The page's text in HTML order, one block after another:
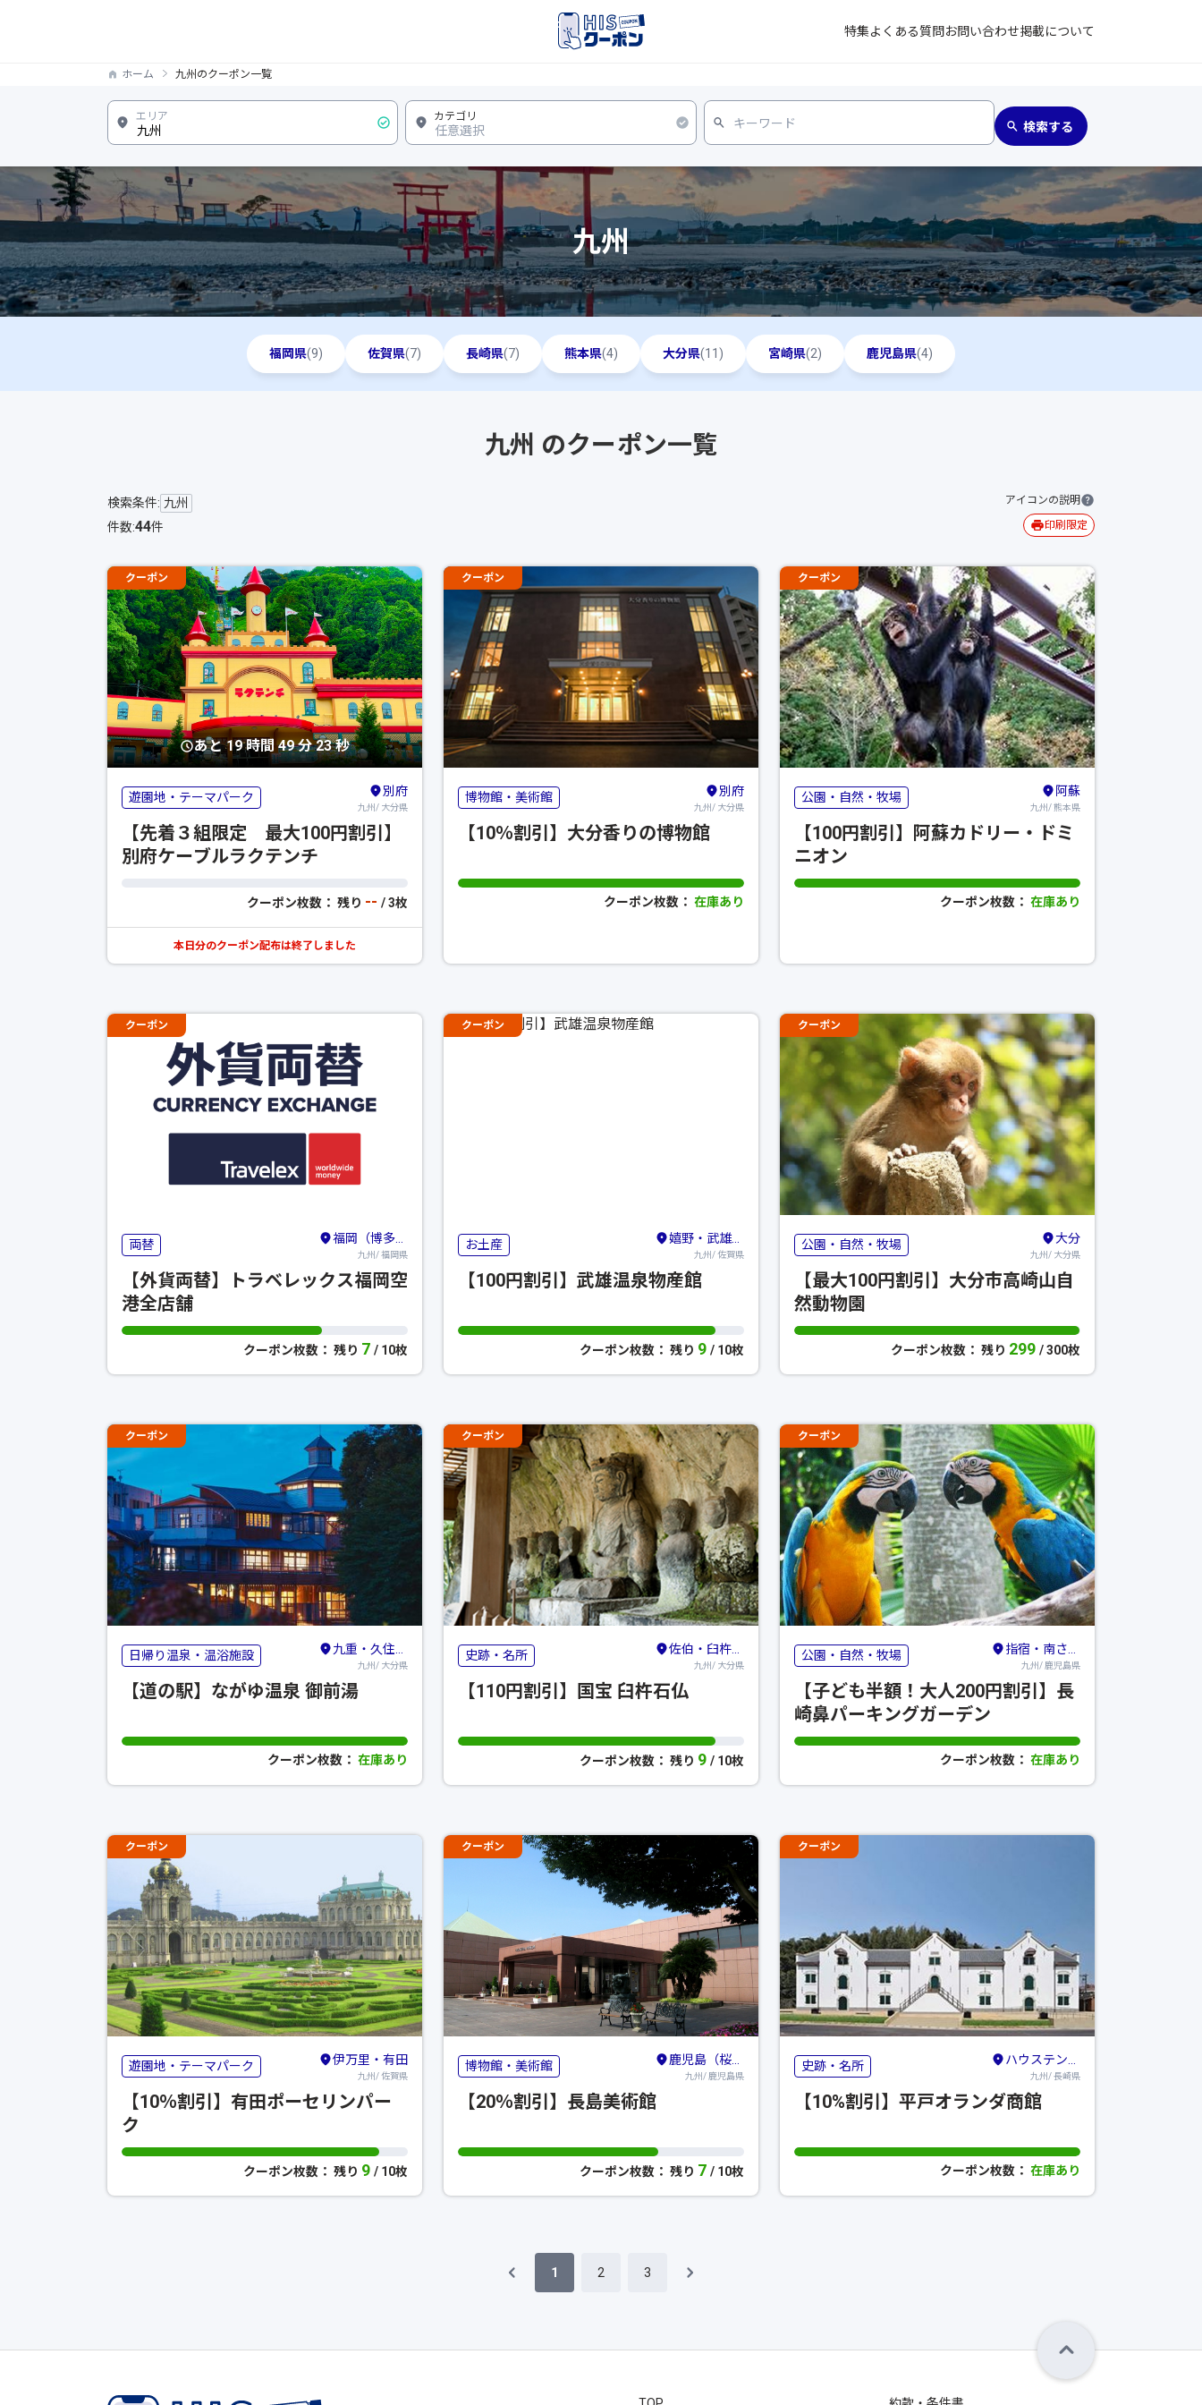
特集よくある質問お問い合わせ掲載について
ホーム 九州のクーポン一覧
九州
福岡県(9) 佐賀県(7) 長崎県(7) 熊本県(4) 大分県(11) 宮崎県(2) 鹿児島県(4)
九州 のクーポン一覧
検索条件: 九州
件数:44件
アイコンの説明
印刷限定
クーポン
あと 19 時間 49 分 22 秒
遊園地・テーマパーク 別府
九州/ 大分県
【先着３組限定 最大100円割引】
別府ケーブルラクテンチ
クーポン枚数： 残り -- / 3枚
本日分のクーポン配布は終了しました
クーポン
博物館・美術館 別府
九州/ 大分県
【10％割引】大分香りの博物館
クーポン枚数： 在庫あり
クーポン
公園・自然・牧場 阿蘇
九州/ 熊本県
【100円割引】阿蘇カドリー・ドミ
ニオン
クーポン枚数： 在庫あり
クーポン
両替 福岡（博多駅周辺・天神周辺）・糸島
九州/ 福岡県
【外貨両替】トラベレックス福岡空
港全店舗
クーポン枚数： 残り 7 / 10枚
クーポン
お土産 嬉野・武雄・太良
九州/ 佐賀県
【100円割引】武雄温泉物産館
クーポン枚数： 残り 9 / 10枚
クーポン
公園・自然・牧場 大分
九州/ 大分県
【最大100円割引】大分市高崎山自
然動物園
クーポン枚数： 残り 299 / 300枚
クーポン
日帰り温泉・温浴施設 九重・久住・竹田・長湯
九州/ 大分県
【道の駅】ながゆ温泉 御前湯
クーポン枚数： 在庫あり
クーポン
史跡・名所 佐伯・臼杵・豊後大野
九州/ 大分県
【110円割引】国宝 臼杵石仏
クーポン枚数： 残り 9 / 10枚
クーポン
公園・自然・牧場 指宿・南さつま
九州/ 鹿児島県
【子ども半額！大人200円割引】長
崎鼻パーキングガーデン
クーポン枚数： 在庫あり
クーポン
遊園地・テーマパーク 伊万里・有田
九州/ 佐賀県
【10％割引】有田ポーセリンパー
ク
クーポン枚数： 残り 9 / 10枚
クーポン
博物館・美術館 鹿児島（桜島）
九州/ 鹿児島県
【20％割引】長島美術館
クーポン枚数： 残り 7 / 10枚
クーポン
史跡・名所 ハウステンボス・佐世保・平戸
九州/ 長崎県
【10%割引】平戸オランダ商館
クーポン枚数： 在庫あり
1 2 3